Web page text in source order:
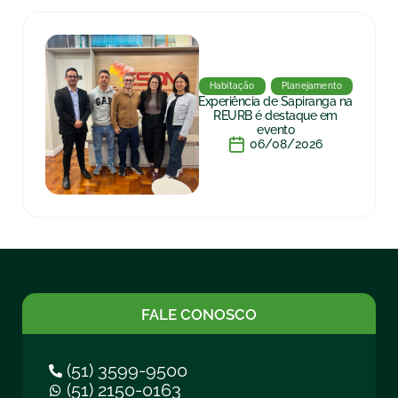
Habitação Planejamento
Experiência de Sapiranga na
REURB é destaque em
evento
06/08/2026
FALE CONOSCO
(51) 3599-9500
(51) 2150-0163